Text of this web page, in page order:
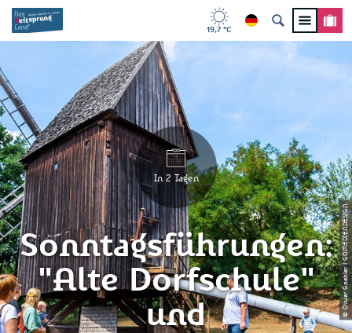
19,7 °C
© Oliver Goehler | GOMEDIENDESIGN
In 2 Tagen
Sonntagsführungen:
"Alte Dorfschule"
und